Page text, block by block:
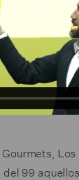
Los
99